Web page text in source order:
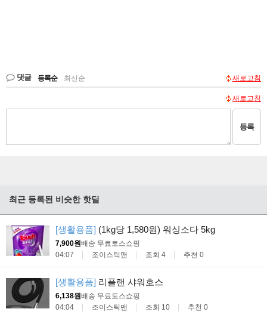
댓글 등록순 최신순 새로고침
새로고침
등록
최근 등록된 비슷한 핫딜
[생활용품] (1kg당 1,580원) 워싱소다 5kg
7,900원배송 무료토스쇼핑
04:07
조이스틱맨 조회 4 추천 0
[생활용품] 리플랜 샤워호스
6,138원배송 무료토스쇼핑
04:04
조이스틱맨 조회 10 추천 0